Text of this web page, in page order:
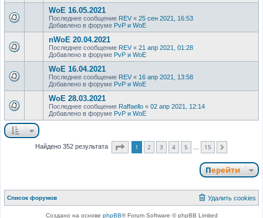
WoE 16.05.2021
Последнее сообщение REV « 25 сен 2021, 16:53
Добавлено в форуме PvP и WoE
nWoE 20.04.2021
Последнее сообщение REV« 21 апр 2021, 01:28
Добавлено в форуме PvP и WoE
WoE 16.04.2021
Последнее сообщение REV « 16 апр 2021, 13:58
Добавлено в форуме PvP и WoE
WoE 28.03.2021
Последнее сообщение Raffaello « 02 апр 2021, 12:14
Добавлено в форуме PvP и WoE
Найдено 352 результата Страница из
1 2 3 4 5 15
Перейти
Список форумов Удалить cookies
Создано на основе phpBB® Forum Software © phpBB Limited